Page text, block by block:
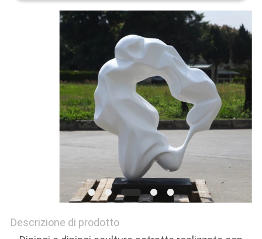
PREVENTIVO
PRIVACY
Descrizione di prodotto